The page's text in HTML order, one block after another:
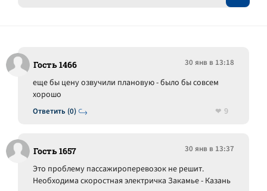
Гость 1466 30 янв в 13:18
Ответить (0)
еще бы цену озвучили плановую - было бы совсем
хорошо
9
Гость 1657 30 янв в 13:37
Это проблему пассажироперевозок не решит.
Необходима скоростная электричка Закамье - Казань